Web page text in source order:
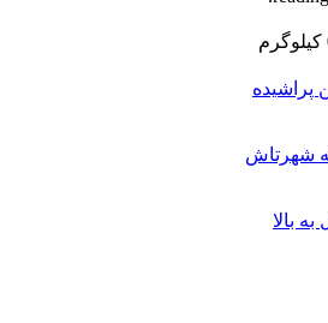
پراشیده
شهرتاش